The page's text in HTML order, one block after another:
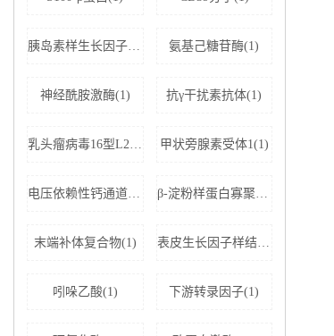
胰岛素样生长因子结合蛋白5(1) 氨基己糖苷酶(1)
神经酰胺激酶(1) 抗γ干扰素抗体(1)
乳头瘤病毒16型L2蛋白(1) 甲状旁腺素受体1(1)
电压依赖性钙通道亚基α-2D1(1) β-淀粉样蛋白寡聚体(1)
末端补体复合物(1) 表皮生长因子样结构域蛋白7(1)
吲哚乙酸(1) 下游转录因子(1)